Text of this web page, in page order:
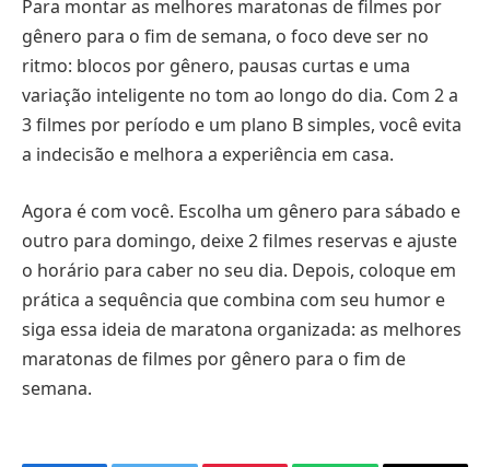
Para montar as melhores maratonas de filmes por
gênero para o fim de semana, o foco deve ser no
ritmo: blocos por gênero, pausas curtas e uma
variação inteligente no tom ao longo do dia. Com 2 a
3 filmes por período e um plano B simples, você evita
a indecisão e melhora a experiência em casa.
Agora é com você. Escolha um gênero para sábado e
outro para domingo, deixe 2 filmes reservas e ajuste
o horário para caber no seu dia. Depois, coloque em
prática a sequência que combina com seu humor e
siga essa ideia de maratona organizada: as melhores
maratonas de filmes por gênero para o fim de
semana.